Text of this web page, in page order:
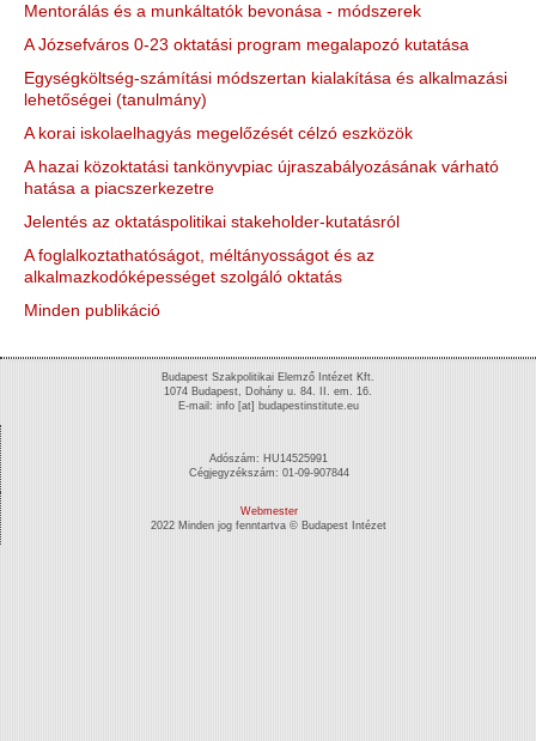
Mentorálás és a munkáltatók bevonása - módszerek
A Józsefváros 0-23 oktatási program megalapozó kutatása
Egységköltség-számítási módszertan kialakítása és alkalmazási
lehetőségei (tanulmány)
A korai iskolaelhagyás megelőzését célzó eszközök
A hazai közoktatási tankönyvpiac újraszabályozásának várható
hatása a piacszerkezetre
Jelentés az oktatáspolitikai stakeholder-kutatásról
A foglalkoztathatóságot, méltányosságot és az
alkalmazkodóképességet szolgáló oktatás
Minden publikáció
Budapest Szakpolitikai Elemző Intézet Kft.
1074 Budapest, Dohány u. 84. II. em. 16.
E-mail: info [at] budapestinstitute.eu
Adószám: HU14525991
Cégjegyzékszám: 01-09-907844
Webmester
2022 Minden jog fenntartva © Budapest Intézet